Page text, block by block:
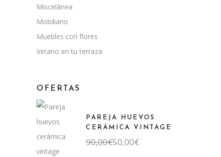
Miscelánea
Mobiliario
Muebles con flores
Verano en tu terraza
OFERTAS
PAREJA HUEVOS
CERÁMICA VINTAGE
90,00€
El
precio
50,00€
El
precio